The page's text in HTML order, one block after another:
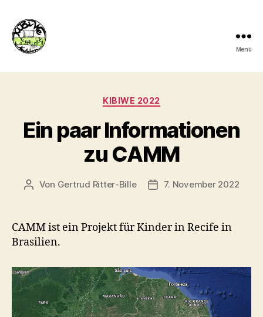
Menü
Kategorien
KIBIWE 2022
Ein paar Informationen
zu CAMM
Beitragsautor
Von Gertrud Ritter-Bille Veröffentlichungsdatum
7. November 2022
CAMM ist ein Projekt für Kinder in Recife in
Brasilien.